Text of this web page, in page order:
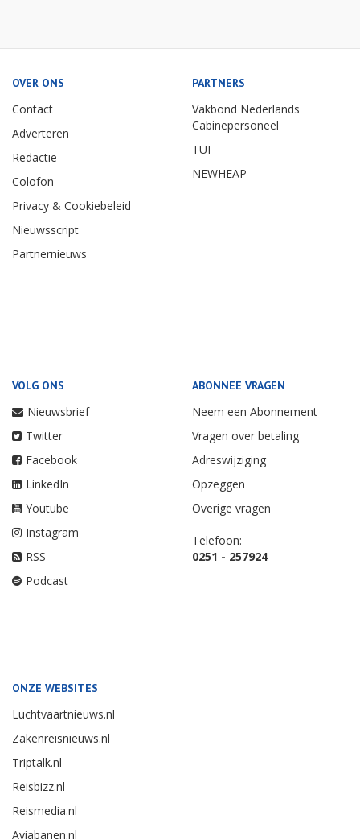
OVER ONS
Contact
Adverteren
Redactie
Colofon
Privacy & Cookiebeleid
Nieuwsscript
Partnernieuws
PARTNERS
Vakbond Nederlands
Cabinepersoneel
TUI
NEWHEAP
VOLG ONS
Nieuwsbrief
Twitter
Facebook
LinkedIn
Youtube
Instagram
RSS
Podcast
ABONNEE VRAGEN
Neem een Abonnement
Vragen over betaling
Adreswijziging
Opzeggen
Overige vragen
Telefoon:
0251 - 257924
ONZE WEBSITES
Luchtvaartnieuws.nl
Zakenreisnieuws.nl
Triptalk.nl
Reisbizz.nl
Reismedia.nl
Aviabanen.nl